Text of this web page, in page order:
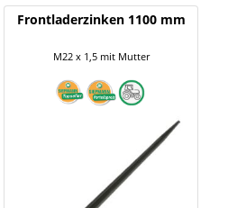
Frontladerzinken 1100 mm
M22 x 1,5 mit Mutter